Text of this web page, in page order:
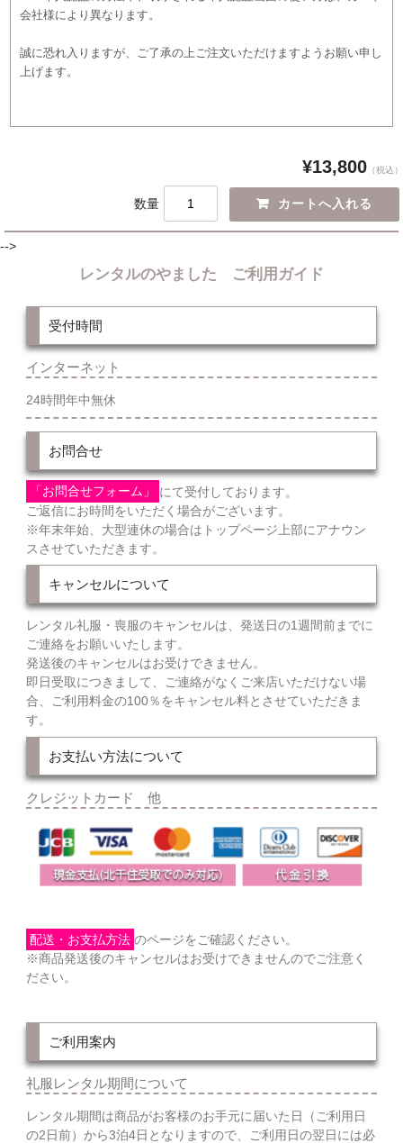
会社様により異なります。
誠に恐れ入りますが、ご了承の上ご注文いただけますようお願い申し
上げます。
¥13,800 （税込）
数量
-->
レンタルのやました ご利用ガイド
受付時間
インターネット
24時間年中無休
お問合せ
「お問合せフォーム」
にて受付しております。
ご返信にお時間をいただく場合がございます。
※年末年始、大型連休の場合はトップページ上部にアナウン
スさせていただきます。
キャンセルについて
レンタル礼服・喪服のキャンセルは、発送日の1週間前までに
ご連絡をお願いいたします。
発送後のキャンセルはお受けできません。
即日受取につきまして、ご連絡がなくご来店いただけない場
合、ご利用料金の100％をキャンセル料とさせていただきま
す。
お支払い方法について
クレジットカード 他
配送・お支払方法 のページをご確認ください。
※商品発送後のキャンセルはお受けできませんのでご注意く
ださい。
ご利用案内
礼服レンタル期間について
レンタル期間は商品がお客様のお手元に届いた日（ご利用日
の2日前）から3泊4日となりますので、ご利用日の翌日には必